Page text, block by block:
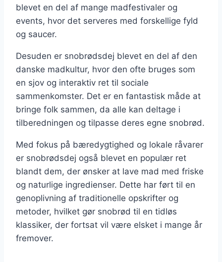
blevet en del af mange madfestivaler og
events, hvor det serveres med forskellige fyld
og saucer.
Desuden er snobrødsdej blevet en del af den
danske madkultur, hvor den ofte bruges som
en sjov og interaktiv ret til sociale
sammenkomster. Det er en fantastisk måde at
bringe folk sammen, da alle kan deltage i
tilberedningen og tilpasse deres egne snobrød.
Med fokus på bæredygtighed og lokale råvarer
er snobrødsdej også blevet en populær ret
blandt dem, der ønsker at lave mad med friske
og naturlige ingredienser. Dette har ført til en
genoplivning af traditionelle opskrifter og
metoder, hvilket gør snobrød til en tidløs
klassiker, der fortsat vil være elsket i mange år
fremover.